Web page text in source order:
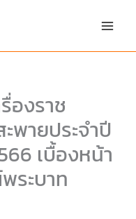
องราช
พายประจำปี
เบื้องหน้า
ระบาท